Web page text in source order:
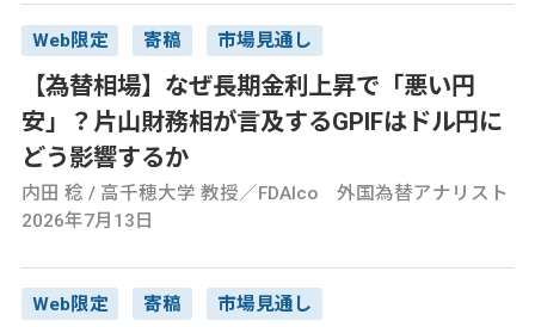
Web限定 寄稿 市場見通し
【為替相場】なぜ長期金利上昇で「悪い円
安」？片山財務相が言及するGPIFはドル円に
どう影響するか
内田 稔 / 高千穂大学 教授／FDAlco 外国為替アナリスト
2026年7月13日
Web限定 寄稿 市場見通し